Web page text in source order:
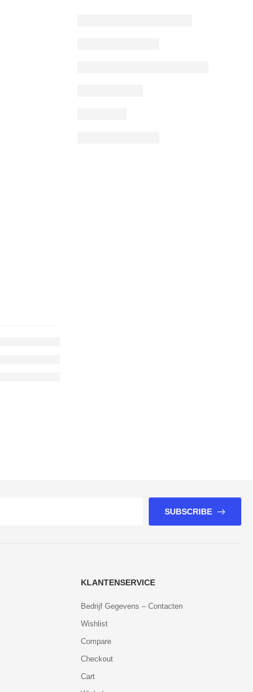
SUBSCRIBE
KLANTENSERVICE
Bedrijf Gegevens – Contacten
Wishlist
Compare
Checkout
Cart